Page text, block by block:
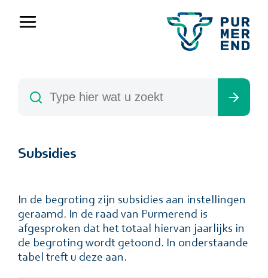
Subsidies
In de begroting zijn subsidies aan instellingen
geraamd. In de raad van Purmerend is
afgesproken dat het totaal hiervan jaarlijks in
de begroting wordt getoond. In onderstaande
tabel treft u deze aan.